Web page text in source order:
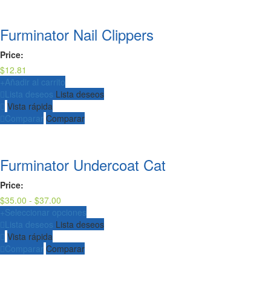
Furminator Nail Clippers
Price:
$12.81
+ Añadir al carrito
Lista deseos Lista deseos
Vista rápida
Comparar Comparar
Furminator Undercoat Cat
Price:
$35.00 - $37.00
de
precios:
$35.00
+ Seleccionar opciones
Lista deseos Lista deseos
Vista rápida
Comparar Comparar